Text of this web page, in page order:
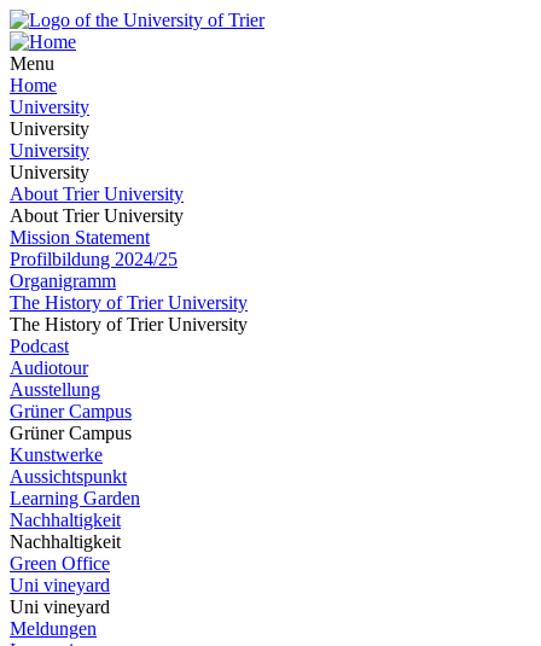
Menu
Home
University
University
University
University
About Trier University
About Trier University
Mission Statement
Profilbildung 2024/25
Organigramm
The History of Trier University
The History of Trier University
Podcast
Audiotour
Ausstellung
Grüner Campus
Grüner Campus
Kunstwerke
Aussichtspunkt
Learning Garden
Nachhaltigkeit
Nachhaltigkeit
Green Office
Uni vineyard
Uni vineyard
Meldungen